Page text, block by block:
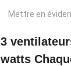
Mettre en
3
watts